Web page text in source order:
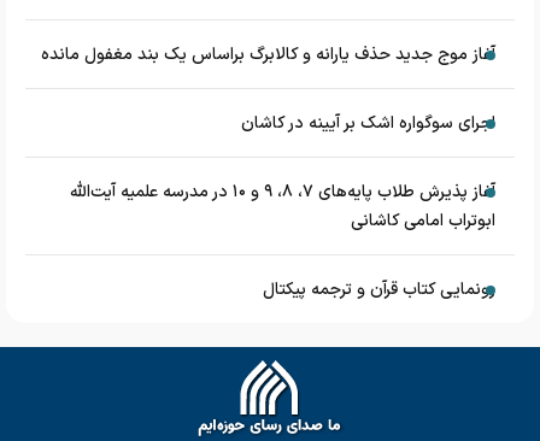
آغاز موج جدید حذف یارانه و کالابرگ براساس یک بند مغفول مانده
اجرای سوگواره اشک بر آیینه در کاشان
آغاز پذیرش طلاب پایه‌های ۷، ۸، ۹ و ۱۰ در مدرسه علمیه آیت‌الله
ابوتراب امامی کاشانی
رونمایی کتاب قرآن و ترجمه پیکتال